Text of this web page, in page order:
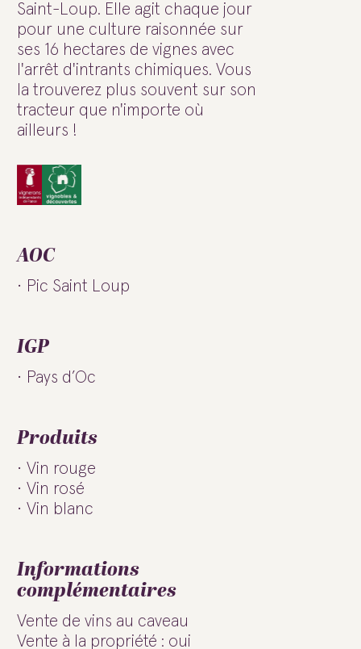
Saint-Loup. Elle agit chaque jour
pour une culture raisonnée sur
ses 16 hectares de vignes avec
l'arrêt d'intrants chimiques. Vous
la trouverez plus souvent sur son
tracteur que n'importe où
ailleurs !
AOC
Pic Saint Loup
IGP
Pays d’Oc
Produits
Vin rouge
Vin rosé
Vin blanc
Informations
complémentaires
Vente de vins au caveau
Vente à la propriété : oui